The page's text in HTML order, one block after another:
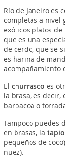
Río de Janeiro es
completas a nivel
exóticos platos
que es una
de cerdo, que se
es harina de
acompañamiento
El churrasco es
la brasa, es decir,
barbacoa o
Tampoco puedes
en brasas, la
pequeños de
nuez).